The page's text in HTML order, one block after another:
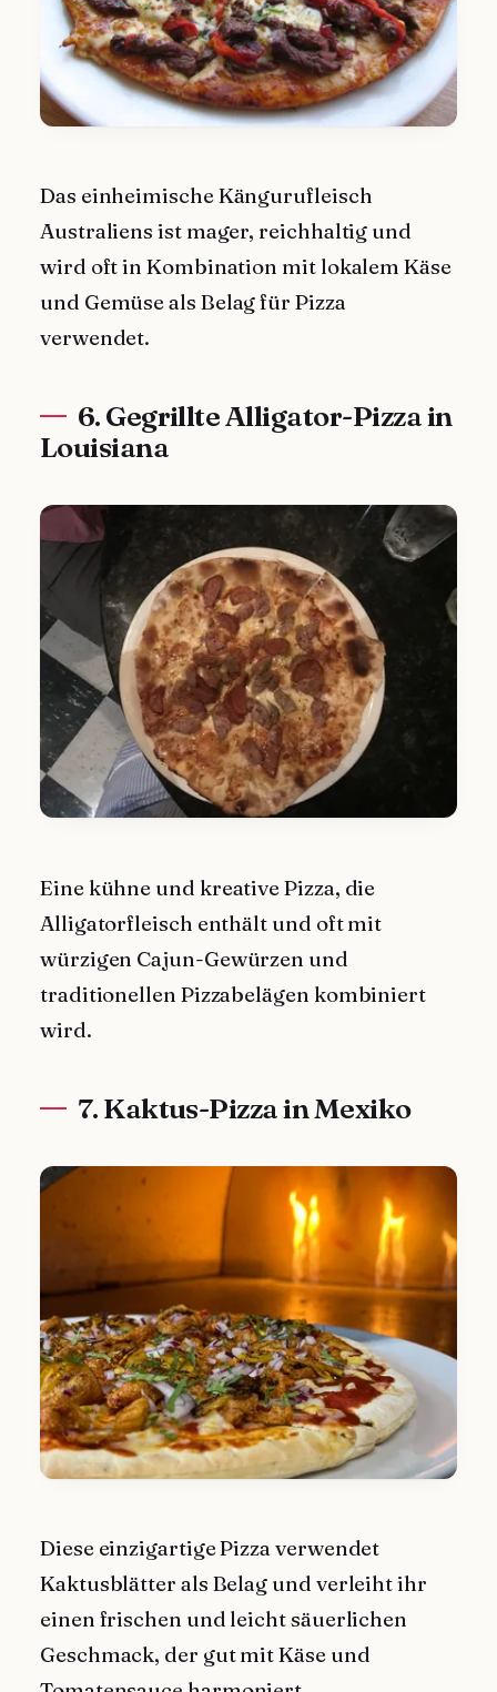
Das einheimische Kängurufleisch
Australiens ist mager, reichhaltig und
wird oft in Kombination mit lokalem Käse
und Gemüse als Belag für Pizza
verwendet.
6. Gegrillte Alligator-Pizza in
Louisiana
Eine kühne und kreative Pizza, die
Alligatorfleisch enthält und oft mit
würzigen Cajun-Gewürzen und
traditionellen Pizzabelägen kombiniert
wird.
7. Kaktus-Pizza in Mexiko
Diese einzigartige Pizza verwendet
Kaktusblätter als Belag und verleiht ihr
einen frischen und leicht säuerlichen
Geschmack, der gut mit Käse und